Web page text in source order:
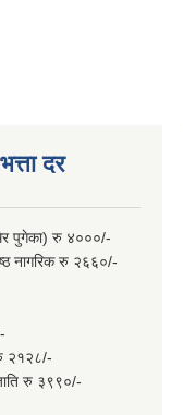
दर
पुगेका) रु ४०००/-
नागरिक रु २६६०/-
२१२८/-
रु ३९९०/-